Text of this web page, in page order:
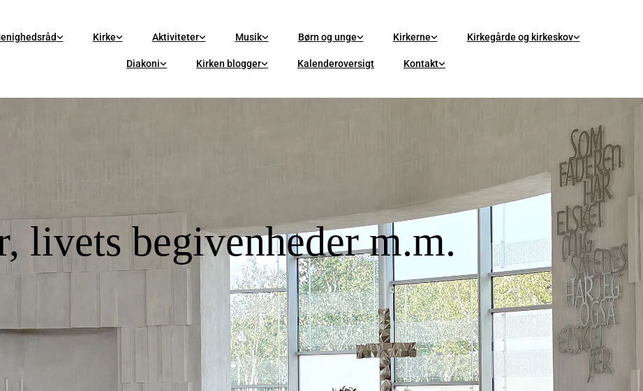
Kirke Aktiviteter Musik Børn og unge Kirkerne Kirkegårde og kirkeskov
Diakoni Kirken blogger Kalenderoversigt Kontakt
livets begivenheder m.m.